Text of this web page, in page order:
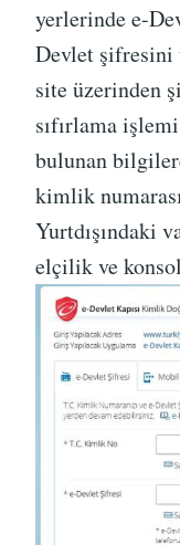
yerlerinde e-
Devlet şifresini
site üzerinden
sıfırlama
bulunan
kimlik
Yurtdışındaki
elçilik ve